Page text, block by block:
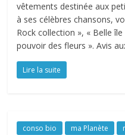
vêtements destinée aux
à ses célèbres chansons,
Rock collection », « Belle
pouvoir des fleurs ». Avis
Lire la suite
conso bio ma Planète